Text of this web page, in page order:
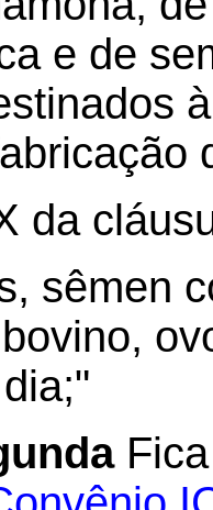
e de
da
sêmen
Fica